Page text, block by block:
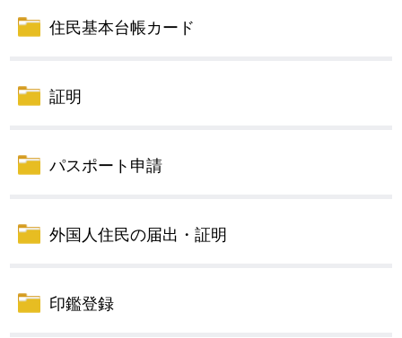
住民基本台帳カード
証明
パスポート申請
外国人住民の届出・証明
印鑑登録